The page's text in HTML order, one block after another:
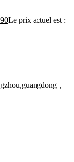
Le prix actuel est :
，